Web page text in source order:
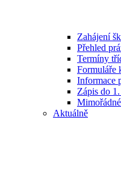
Zahájení
Přehled
Termíny
Formuláře
Informace
Zápis do
Aktuálně